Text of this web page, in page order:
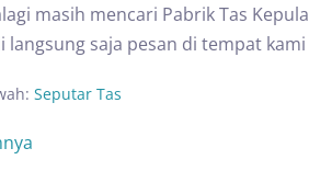
masih mencari Pabrik Tas
langsung saja pesan di tempat kami
Seputar Tas